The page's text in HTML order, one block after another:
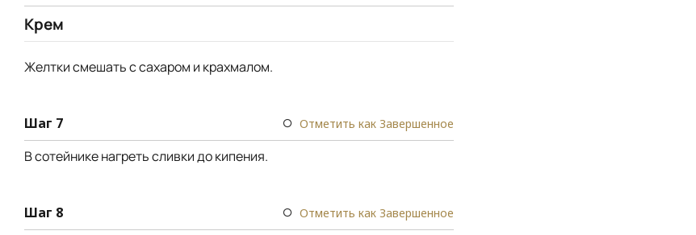
Крем
Желтки смешать с сахаром и крахмалом.
Шаг 7 Отметить как Завершенное
В сотейнике нагреть сливки до кипения.
Шаг 8 Отметить как Завершенное